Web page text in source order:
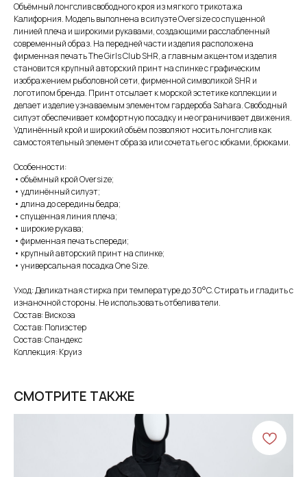
Объёмный лонгслив свободного кроя из мягкого трикотажа
Калифорния. Модель выполнена в силуэте Oversize со спущенной
линией плеча и широкими рукавами, создающими расслабленный
современный образ. На передней части изделия расположена
фирменная печать The Girls Club SHR, а главным акцентом изделия
становится крупный авторский принт на спинке с графическим
изображением рыболовной сети, фирменной символикой SHR и
логотипом бренда. Принт отсылает к морской эстетике коллекции и
делает изделие узнаваемым элементом гардероба Sahara. Свободный
силуэт обеспечивает комфортную посадку и не ограничивает движения.
Удлинённый крой и широкий объём позволяют носить лонгслив как
самостоятельный элемент образа или сочетать его с юбками, брюками.
Особенности:
• объёмный крой Oversize;
• удлинённый силуэт;
• длина до середины бедра;
• спущенная линия плеча;
• широкие рукава;
• фирменная печать спереди;
• крупный авторский принт на спинке;
• универсальная посадка One Size.
Уход: Деликатная стирка при температуре до 30°C. Стирать и гладить с
изнаночной стороны. Не использовать отбеливатели.
Состав: Вискоза
Состав: Полиэстер
Состав: Спандекс
Коллекция: Круиз
СМОТРИТЕ ТАКЖЕ